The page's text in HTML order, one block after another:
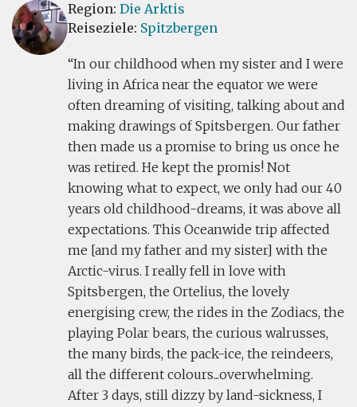
Region: Die Arktis
Reiseziele: Spitzbergen
In our childhood when my sister and I were
living in Africa near the equator we were
often dreaming of visiting, talking about and
making drawings of Spitsbergen. Our father
then made us a promise to bring us once he
was retired. He kept the promis! Not
knowing what to expect, we only had our 40
years old childhood-dreams, it was above all
expectations. This Oceanwide trip affected
me [and my father and my sister] with the
Arctic-virus. I really fell in love with
Spitsbergen, the Ortelius, the lovely
energising crew, the rides in the Zodiacs, the
playing Polar bears, the curious walrusses,
the many birds, the pack-ice, the reindeers,
all the different colours...overwhelming.
After 3 days, still dizzy by land-sickness, I